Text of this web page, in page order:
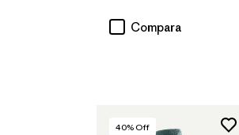
Compara
40% Off